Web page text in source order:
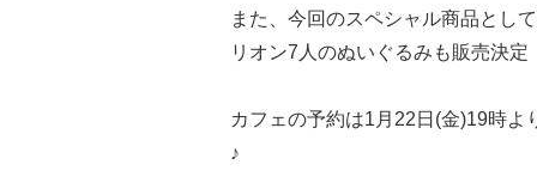
また、今回のスペシャル商品とし
リオン7人のぬいぐるみも販売決定
カフェの予約は1月22日(金)19時
♪